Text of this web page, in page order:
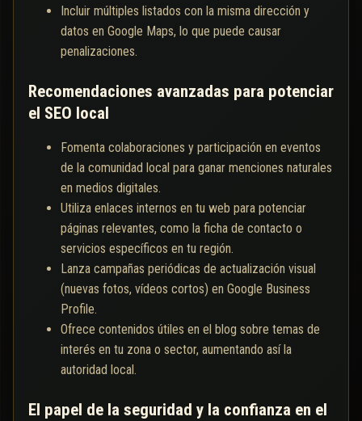
Incluir múltiples listados con la misma dirección y
datos en Google Maps, lo que puede causar
penalizaciones.
Recomendaciones avanzadas para potenciar
el SEO local
Fomenta colaboraciones y participación en eventos
de la comunidad local para ganar menciones naturales
en medios digitales.
Utiliza enlaces internos en tu web para potenciar
páginas relevantes, como la ficha de contacto o
servicios específicos en tu región.
Lanza campañas periódicas de actualización visual
(nuevas fotos, vídeos cortos) en Google Business
Profile.
Ofrece contenidos útiles en el blog sobre temas de
interés en tu zona o sector, aumentando así la
autoridad local.
El papel de la seguridad y la confianza en el